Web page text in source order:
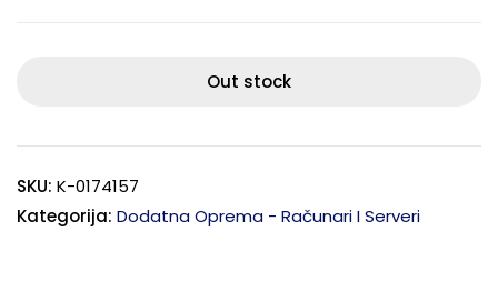
Out stock
SKU: K-0174157
Kategorija: Dodatna Oprema - Računari I Serveri